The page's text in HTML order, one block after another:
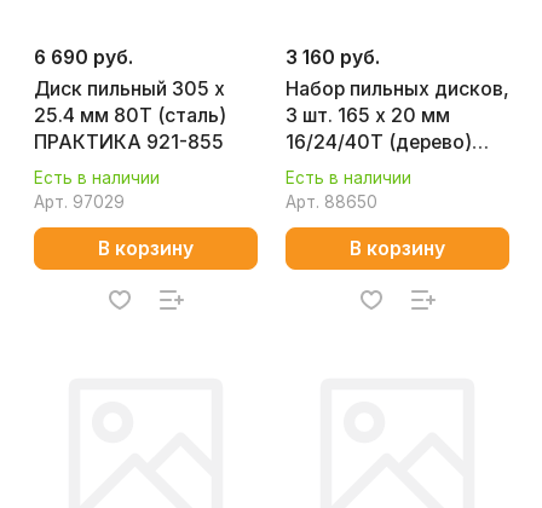
6 690 руб.
Диск пильный 305 х
25.4 мм 80Т (сталь)
ПРАКТИКА 921-855
Есть в наличии
Арт. 97029
В корзину
3 160 руб.
Набор пильных дисков,
3 шт. 165 х 20 мм
16/24/40T (дерево)
MAKITA D-46333
Есть в наличии
Арт. 88650
В корзину